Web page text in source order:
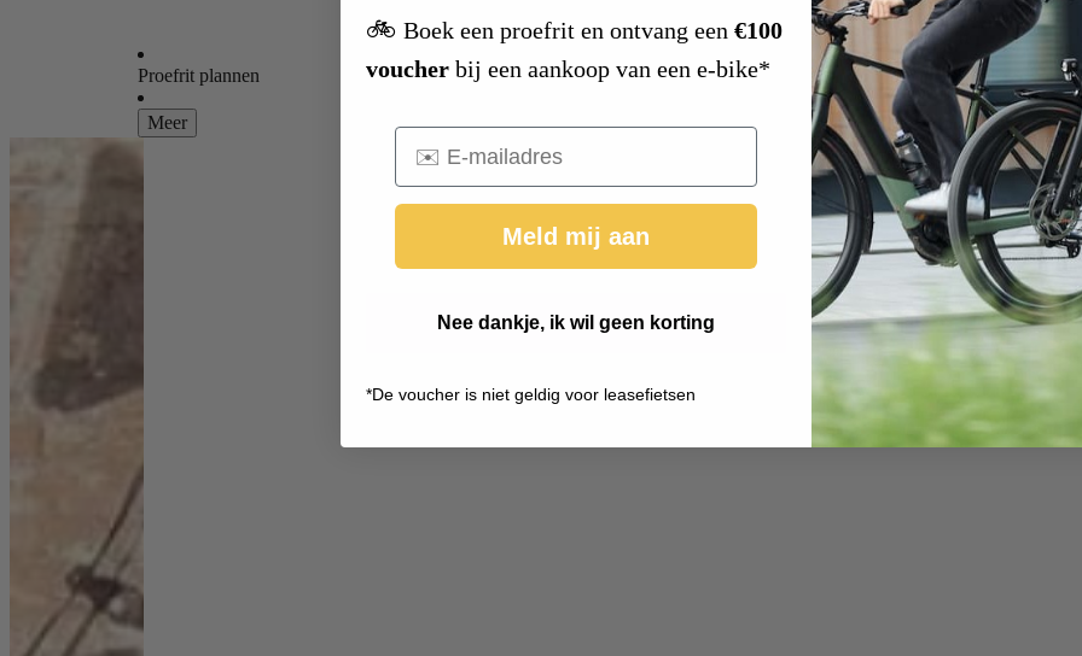
Proefrit plannen
Meer
🚲 Boek een proefrit en ontvang een €100
voucher bij een aankoop van een e-bike*
Email
Meld mij aan
Nee dankje, ik wil geen korting
*De voucher is niet geldig voor leasefietsen